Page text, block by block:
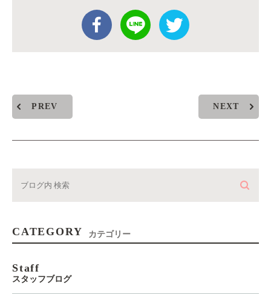
PREV NEXT
CATEGORY カテゴリー
Staff
スタッフブログ